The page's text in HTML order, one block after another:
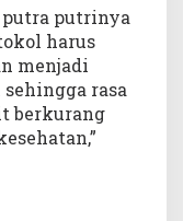
putra putrinya
harus
menjadi
rasa
berkurang